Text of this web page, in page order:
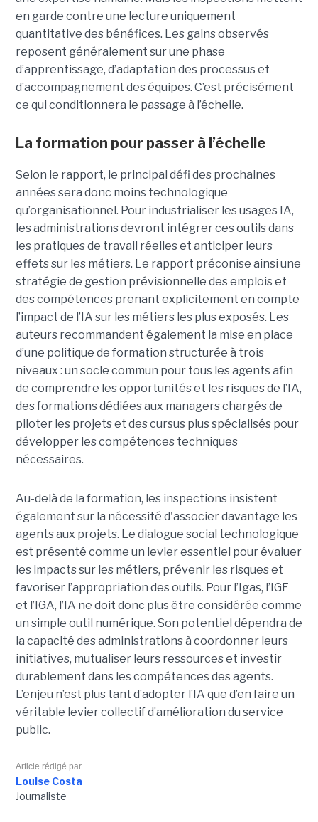
en garde contre une lecture uniquement
quantitative des bénéfices. Les gains observés
reposent généralement sur une phase
d’apprentissage, d’adaptation des processus et
d’accompagnement des équipes. C’est précisément
ce qui conditionnera le passage à l’échelle.
La formation pour passer à l’échelle
Selon le rapport, le principal défi des prochaines
années sera donc moins technologique
qu’organisationnel. Pour industrialiser les usages IA,
les administrations devront intégrer ces outils dans
les pratiques de travail réelles et anticiper leurs
effets sur les métiers. Le rapport préconise ainsi une
stratégie de gestion prévisionnelle des emplois et
des compétences prenant explicitement en compte
l’impact de l’IA sur les métiers les plus exposés. Les
auteurs recommandent également la mise en place
d’une politique de formation structurée à trois
niveaux : un socle commun pour tous les agents afin
de comprendre les opportunités et les risques de l’IA,
des formations dédiées aux managers chargés de
piloter les projets et des cursus plus spécialisés pour
développer les compétences techniques
nécessaires.
Au-delà de la formation, les inspections insistent
également sur la nécessité d'associer davantage les
agents aux projets. Le dialogue social technologique
est présenté comme un levier essentiel pour évaluer
les impacts sur les métiers, prévenir les risques et
favoriser l’appropriation des outils. Pour l’Igas, l’IGF
et l’IGA, l’IA ne doit donc plus être considérée comme
un simple outil numérique. Son potentiel dépendra de
la capacité des administrations à coordonner leurs
initiatives, mutualiser leurs ressources et investir
durablement dans les compétences des agents.
L’enjeu n’est plus tant d’adopter l’IA que d’en faire un
véritable levier collectif d’amélioration du service
public.
Article rédigé par
Louise Costa
Journaliste